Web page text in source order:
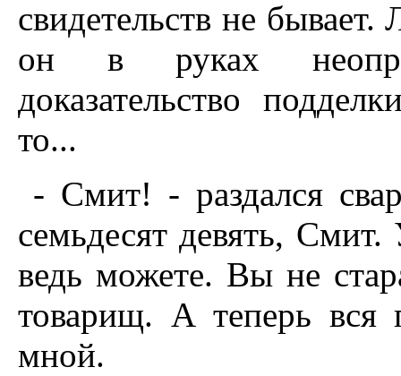
свидетельств не
он в руках
доказательство
то...
- Смит! - раздался
семьдесят девять,
ведь можете. Вы не
товарищ. А теперь вся
мной.